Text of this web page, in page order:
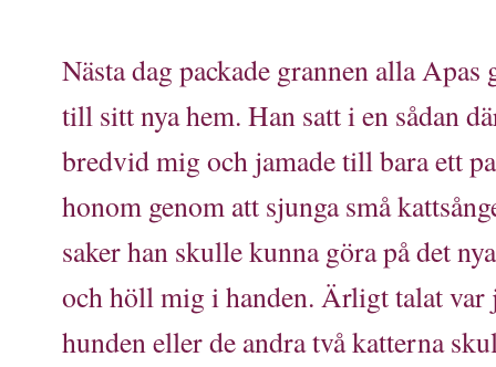
Nästa dag packade grannen alla
till sitt nya hem. Han satt i en sådan
bredvid mig och jamade till bara ett
honom genom att sjunga små
saker han skulle kunna göra på det
och höll mig i handen. Ärligt talat var
hunden eller de andra två katterna